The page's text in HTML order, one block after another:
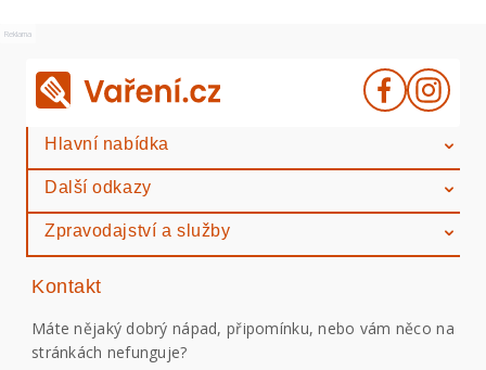
Reklama
Hlavní nabídka
Další odkazy
Zpravodajství a služby
Kontakt
Máte nějaký dobrý nápad, připomínku, nebo vám něco na
stránkách nefunguje?